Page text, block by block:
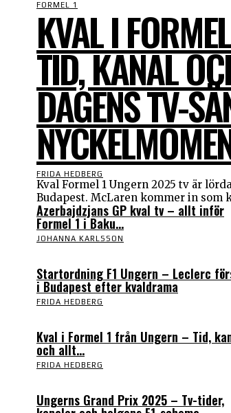
FORMEL 1
KVAL I
TID, KANAL
DAGENS TV-
FRIDA HEDBERG
Kval Formel 1 Ungern 2025 tv är
Budapest. McLaren kommer in
Azerbajdzjans GP kval tv – allt inför
Formel 1 i Baku...
JOHANNA KARLSSON
Startordning F1 Ungern – Leclerc
i Budapest efter kvaldrama
FRIDA HEDBERG
Kval i Formel 1 från Ungern – Tid,
och allt...
FRIDA HEDBERG
Ungerns Grand Prix 2025 – Tv-tider,